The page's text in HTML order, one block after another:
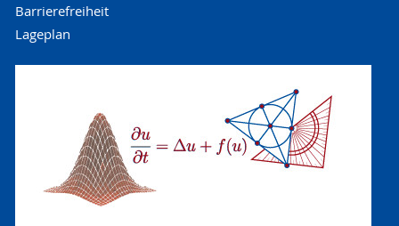
Barrierefreiheit
Lageplan